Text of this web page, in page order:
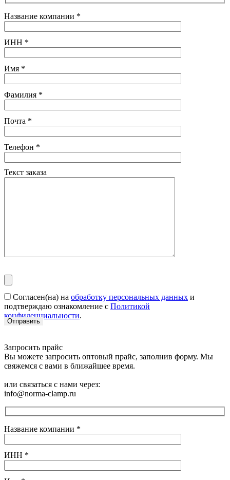
Название компании *
ИНН *
Имя *
Фамилия *
Почта *
Телефон *
Текст заказа
Согласен(на) на обработку персональных данных и
подтверждаю ознакомление с Политикой
конфиденциальности.
Запросить прайс
Вы можете запросить оптовый прайс, заполнив форму. Мы
свяжемся с вами в ближайшее время.
или связаться с нами через:
info@norma-clamp.ru
Название компании *
ИНН *